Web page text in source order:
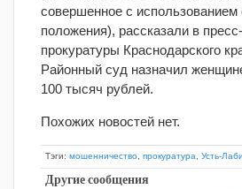
совершенное с использованием
положения), рассказали в
прокуратуры Краснодарского
Районный суд назначил
100 тысяч рублей.
Похожих новостей нет.
Тэги: мошенничество прокуратура Усть-
Другие сообщения